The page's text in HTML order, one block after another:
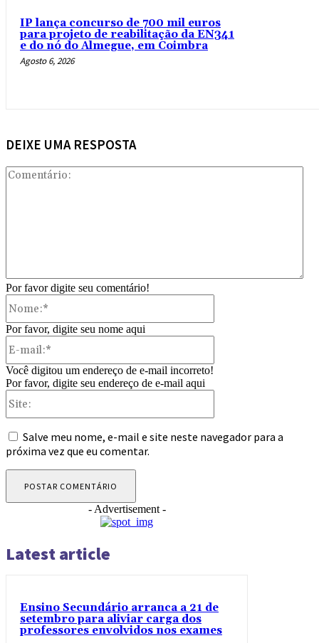
IP lança concurso de 700 mil euros
para projeto de reabilitação da EN341
e do nó do Almegue, em Coimbra
Agosto 6, 2026
DEIXE UMA RESPOSTA
Por favor digite seu comentário!
Por favor, digite seu nome aqui
Você digitou um endereço de e-mail incorreto!
Por favor, digite seu endereço de e-mail aqui
Salve meu nome, e-mail e site neste navegador para a
próxima vez que eu comentar.
- Advertisement -
Latest article
Ensino Secundário arranca a 21 de
setembro para aliviar carga dos
professores envolvidos nos exames